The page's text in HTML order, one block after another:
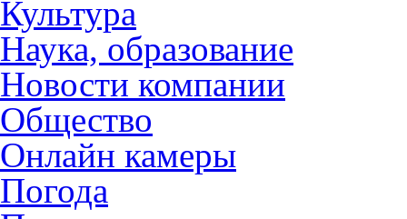
Культура
Наука, образование
Новости компании
Общество
Онлайн камеры
Погода